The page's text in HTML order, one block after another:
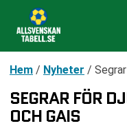
Hem / Nyheter /
SEGRAR FÖR
OCH GAIS